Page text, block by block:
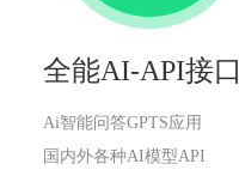
全能AI-API接口
Ai智能问答GPTS应用
国内外各种AI模型API